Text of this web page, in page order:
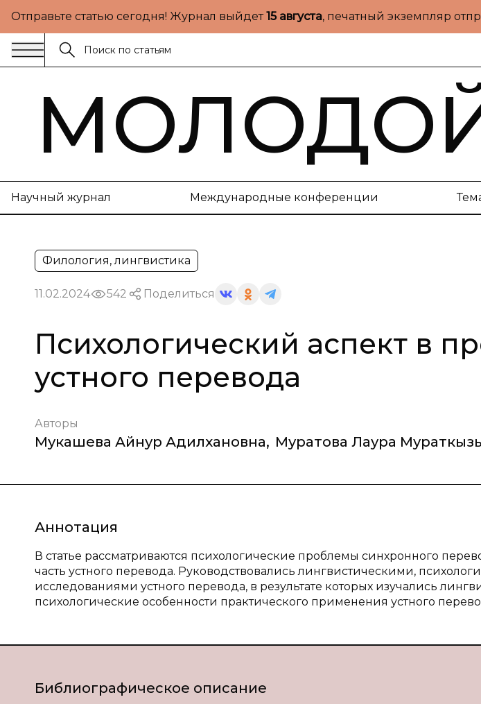
Отправьте статью сегодня! Журнал выйдет15 августа, печатный экземпляр
Научный журнал Международные конференции
Филология, лингвистика
11.02.2024 542 Поделиться
Психологический аспект в
устного перевода
Авторы
Мукашева Айнур Адилхановна, Муратова Лаура
Аннотация
В статье рассматриваются психологические проблемы синхронного
часть устного перевода. Руководствовались лингвистическими,
исследованиями устного перевода, в результате которых изучались
психологические особенности практического применения устного
Библиографическое описание